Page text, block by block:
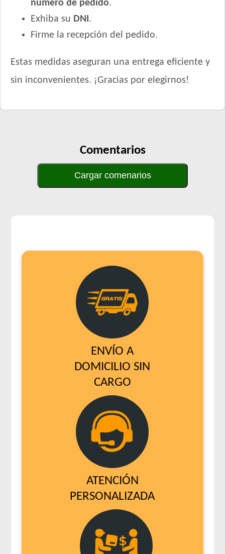
número de pedido.
Exhiba su DNI.
Firme la recepción del pedido.
Estas medidas aseguran una entrega eficiente y
sin inconvenientes. ¡Gracias por elegirnos!
Comentarios
Cargar comenarios
ENVÍO A
DOMICILIO SIN
CARGO
ATENCIÓN
PERSONALIZADA